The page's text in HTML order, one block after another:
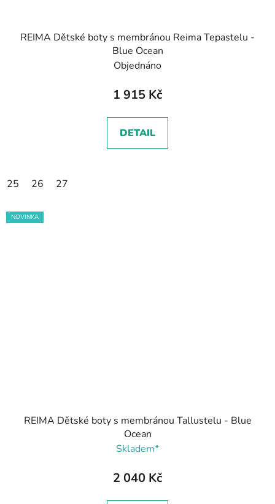
REIMA Dětské boty s membránou Reima Tepastelu -
Blue Ocean
Objednáno
1 915 Kč
DETAIL
25 26 27
NOVINKA
REIMA Dětské boty s membránou Tallustelu - Blue
Ocean
Skladem*
2 040 Kč